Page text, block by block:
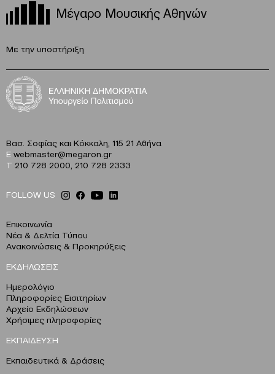
Μέγαρο Μουσικής Αθηνών
Με την υποστήριξη
Βασ. Σοφίας και Κόκκαλη, 115 21 Αθήνα
E webmaster@megaron.gr
T 210 728 2000 210 728 2333
FOLLOW US
Επικοινωνία
Νέα & Δελτία Τύπου
Ανακοινώσεις & Προκηρύξεις
ΕΚΔΗΛΩΣΕΙΣ
Ημερολόγιο
Πληροφορίες Εισιτηρίων
Αρχείο Εκδηλώσεων
Χρήσιμες πληροφορίες
ΕΚΠΑΙΔΕΥΣΗ
Εκπαιδευτικά & Δράσεις